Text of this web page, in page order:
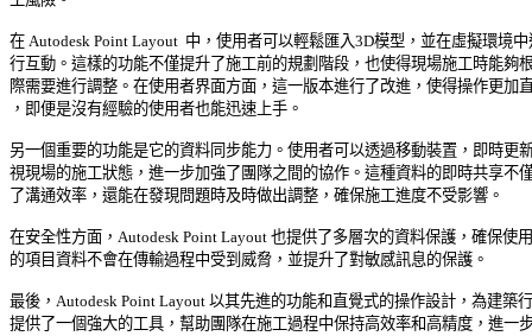
在 Autodesk Point Layout  中，使用者可以輕鬆匯入3D模型，並在虛擬環境
行互動。這樣的功能不僅提升了施工前的規劃階段，也使得現場施工時能夠
際需要進行調整。在使用者界面方面，這一版本進行了改進，使得操作更加
，即便是沒有經驗的使用者也能迅速上手。
另一個重要的功能是它的資料同步能力。使用者可以透過移動裝置，即時更
視現場的施工狀態，進一步加強了團隊之間的協作。這種資料的即時共享不
了溝通效率，還能在發現問題時及時做出調整，確保施工進度不受影響。
在安全性方面，Autodesk Point Layout 也提供了多層次的資料保護，確保使
的項目資料不會在傳輸過程中受到威脅，並提升了對敏感訊息的保護。
最後，Autodesk Point Layout 以其先進的功能和直覺式的操作設計，為建築
提供了一個強大的工具，幫助團隊在施工過程中保持高效率和高精度，進一